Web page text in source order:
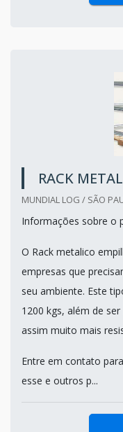
RACK
MUNDIAL LOG / SÃO
Informações sobre o
O Rack metalico
empresas que
seu ambiente. Este
1200 kgs, além de
assim muito mais
Entre em contato
esse e outros p...